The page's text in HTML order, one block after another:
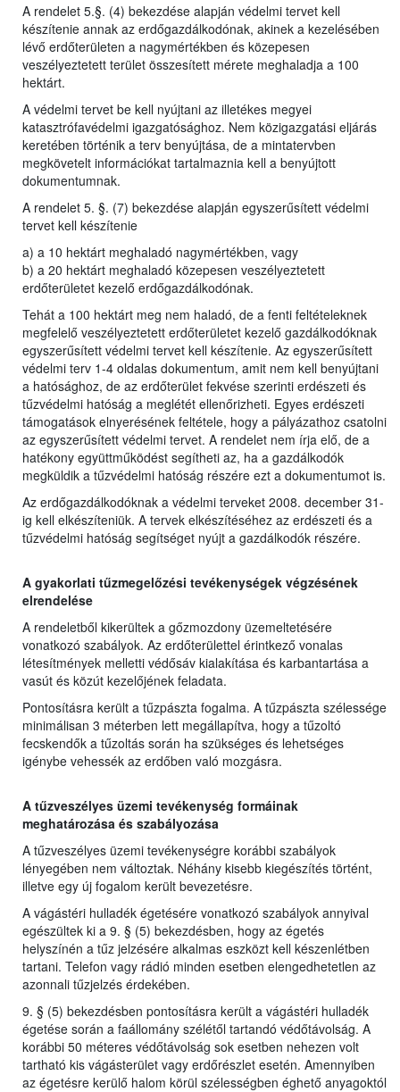
A rendelet 5.§. (4) bekezdése alapján védelmi tervet kell
készítenie annak az erdőgazdálkodónak, akinek a kezelésében
lévő erdőterületen a nagymértékben és közepesen
veszélyeztetett terület összesített mérete meghaladja a 100
hektárt.
A védelmi tervet be kell nyújtani az illetékes megyei
katasztrófavédelmi igazgatósághoz. Nem közigazgatási eljárás
keretében történik a terv benyújtása, de a mintatervben
megkövetelt információkat tartalmaznia kell a benyújtott
dokumentumnak.
A rendelet 5. §. (7) bekezdése alapján egyszerűsített védelmi
tervet kell készítenie
a) a 10 hektárt meghaladó nagymértékben, vagy
b) a 20 hektárt meghaladó közepesen veszélyeztetett
erdőterületet kezelő erdőgazdálkodónak.
Tehát a 100 hektárt meg nem haladó, de a fenti feltételeknek
megfelelő veszélyeztetett erdőterületet kezelő gazdálkodóknak
egyszerűsített védelmi tervet kell készítenie. Az egyszerűsített
védelmi terv 1-4 oldalas dokumentum, amit nem kell benyújtani
a hatósághoz, de az erdőterület fekvése szerinti erdészeti és
tűzvédelmi hatóság a meglétét ellenőrizheti. Egyes erdészeti
támogatások elnyerésének feltétele, hogy a pályázathoz csatolni
az egyszerűsített védelmi tervet. A rendelet nem írja elő, de a
hatékony együttműködést segítheti az, ha a gazdálkodók
megküldik a tűzvédelmi hatóság részére ezt a dokumentumot is.
Az erdőgazdálkodóknak a védelmi terveket 2008. december 31-
ig kell elkészíteniük. A tervek elkészítéséhez az erdészeti és a
tűzvédelmi hatóság segítséget nyújt a gazdálkodók részére.
A gyakorlati tűzmegelőzési tevékenységek végzésének
elrendelése
A rendeletből kikerültek a gőzmozdony üzemeltetésére
vonatkozó szabályok. Az erdőterülettel érintkező vonalas
létesítmények melletti védősáv kialakítása és karbantartása a
vasút és közút kezelőjének feladata.
Pontosításra került a tűzpászta fogalma. A tűzpászta szélessége
minimálisan 3 méterben lett megállapítva, hogy a tűzoltó
fecskendők a tűzoltás során ha szükséges és lehetséges
igénybe vehessék az erdőben való mozgásra.
A tűzveszélyes üzemi tevékenység formáinak
meghatározása és szabályozása
A tűzveszélyes üzemi tevékenységre korábbi szabályok
lényegében nem változtak. Néhány kisebb kiegészítés történt,
illetve egy új fogalom került bevezetésre.
A vágástéri hulladék égetésére vonatkozó szabályok annyival
egészültek ki a 9. § (5) bekezdésben, hogy az égetés
helyszínén a tűz jelzésére alkalmas eszközt kell készenlétben
tartani. Telefon vagy rádió minden esetben elengedhetetlen az
azonnali tűzjelzés érdekében.
9. § (5) bekezdésben pontosításra került a vágástéri hulladék
égetése során a faállomány szélétől tartandó védőtávolság. A
korábbi 50 méteres védőtávolság sok esetben nehezen volt
tartható kis vágásterület vagy erdőrészlet esetén. Amennyiben
az égetésre kerülő halom körül szélességben éghető anyagoktól